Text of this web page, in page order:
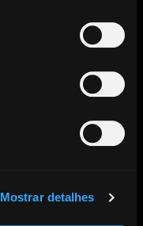
Mostrar detalhes
para ver